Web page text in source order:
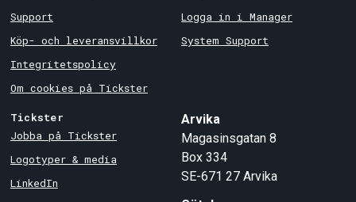
Support
Köp- och leveransvillkor
Integritetspolicy
Om cookies på Tickster
Logga in i Manager
System Support
Tickster
Jobba på Tickster
Logotyper & media
LinkedIn
Arvika
Magasinsgatan 8
Box 334
SE-671 27 Arvika